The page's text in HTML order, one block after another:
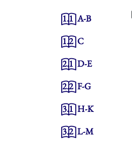
1.1A-B
1.2C
2.1D-E
2.2F-G
3.1H-K
3.2L-M